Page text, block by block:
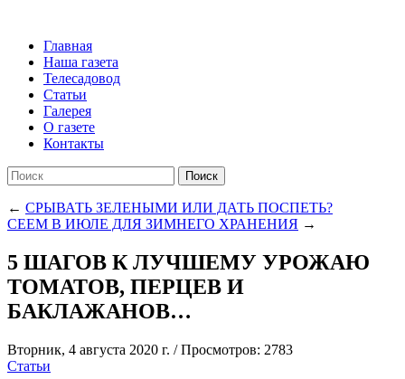
Главная
Наша газета
Телесадовод
Статьи
Галерея
О газете
Контакты
Поиск
← СРЫВАТЬ ЗЕЛЕНЫМИ ИЛИ ДАТЬ ПОСПЕТЬ?
СЕЕМ В ИЮЛЕ ДЛЯ ЗИМНЕГО ХРАНЕНИЯ →
5 ШАГОВ К ЛУЧШЕМУ УРОЖАЮ
ТОМАТОВ, ПЕРЦЕВ И
БАКЛАЖАНОВ…
Вторник, 4 августа 2020 г. /Просмотров: 2783
Статьи